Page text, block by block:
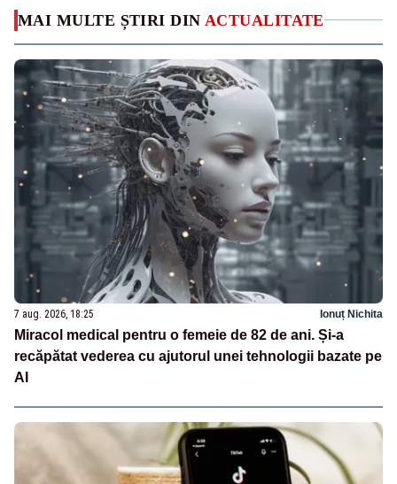
MAI MULTE ȘTIRI DIN ACTUALITATE
7 aug. 2026, 18:25 Ionuț Nichita
Miracol medical pentru o femeie de 82 de ani. Și-a
recăpătat vederea cu ajutorul unei tehnologii bazate pe
AI